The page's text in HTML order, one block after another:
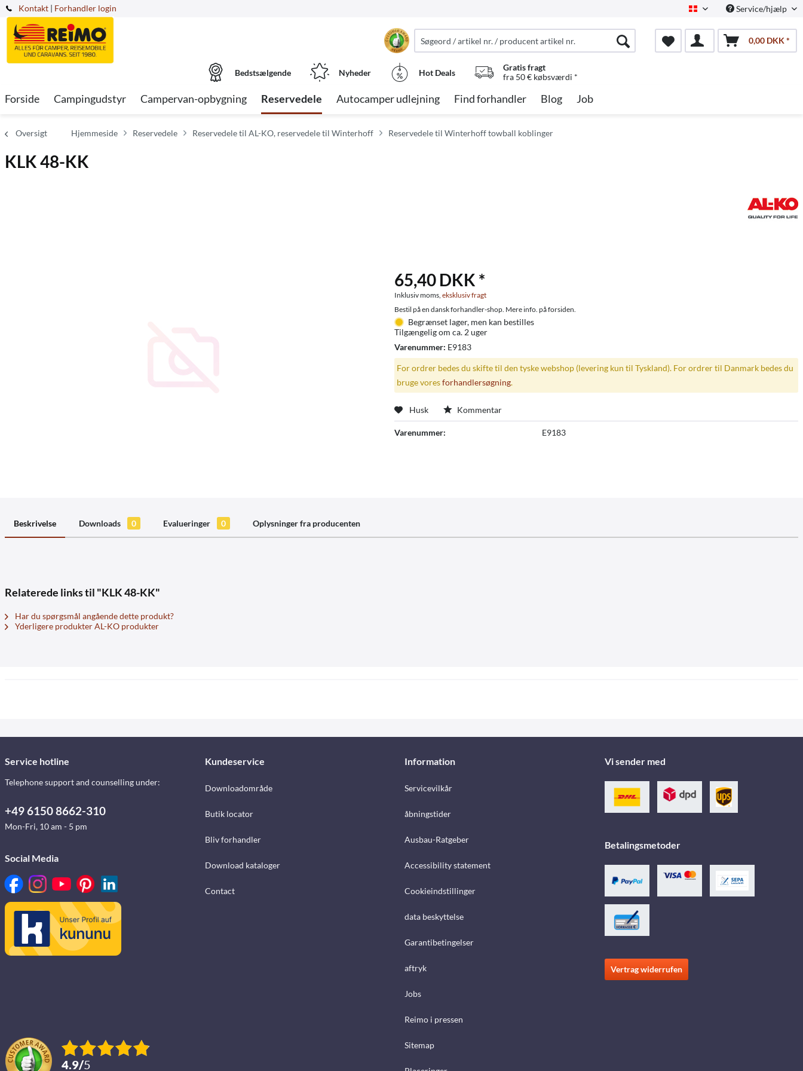
Kontakt Dansk Service/hjælp
| Forhandler login
0,00 DKK *
Bedstsælgende Nyheder Hot Deals
Gratis fragt
fra 50 € købsværdi *
Forside Campingudstyr Campervan-opbygning Reservedele Autocamper udlejning Find forhandler Blog Job
Oversigt Hjemmeside Reservedele Reservedele til AL-KO, reservedele til Winterhoff Reservedele til Winterhoff towball koblinger
KLK 48-KK
65,40 DKK *
Inklusiv moms, eksklusiv fragt
Bestil på en dansk forhandler-shop. Mere info. på forsiden.
Begrænset lager, men kan bestilles
Tilgængelig om ca. 2 uger
Varenummer: E9183
For ordrer bedes du skifte til den tyske webshop (levering kun til Tyskland). For ordrer til Danmark bedes du
bruge voresforhandlersøgning.
Husk Kommentar
Varenummer: E9183
Beskrivelse Downloads 0 Evalueringer 0 Oplysninger fra producenten
Relaterede links til "KLK 48-KK"
Har du spørgsmål angående dette produkt?
Yderligere produkter AL-KO produkter
Service hotline
Telephone support and counselling under:
+49 6150 8662-310
Mon-Fri, 10 am - 5 pm
Social Media
4.9/5
Kundeservice
Downloadområde
Butik locator
Bliv forhandler
Download kataloger
Contact
Information
Servicevilkår
åbningstider
Ausbau-Ratgeber
Accessibility statement
Cookieindstillinger
data beskyttelse
Garantibetingelser
aftryk
Jobs
Reimo i pressen
Sitemap
Vi sender med
Betalingsmetoder
Vertrag widerrufen